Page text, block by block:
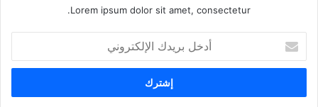
Lorem ipsum dolor sit amet, consectetur.
بريدك
الإلكتروني